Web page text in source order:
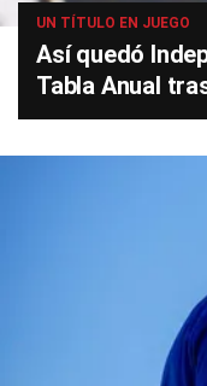
UN TÍTULO EN JUEGO
Así quedó
Tabla Anual